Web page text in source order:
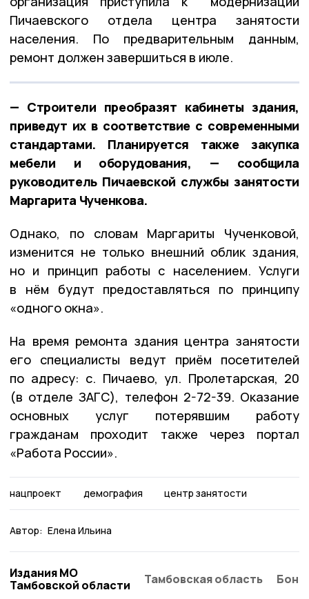
Пичаевского отдела центра занятости
населения. По предварительным данным,
ремонт должен завершиться в июле.
— Строители преобразят кабинеты здания,
приведут их в соответствие с современными
стандартами. Планируется также закупка
мебели и оборудования, — сообщила
руководитель Пичаевской службы занятости
Маргарита Чученкова.
Однако, по словам Маргариты Чученковой,
изменится не только внешний облик здания,
но и принцип работы с населением. Услуги
в нём будут предоставляться по принципу
«одного окна».
На время ремонта здания центра занятости
его специалисты ведут приём посетителей
по адресу: с. Пичаево, ул. Пролетарская, 20
(в отделе ЗАГС), телефон 2-72-39. Оказание
основных услуг потерявшим работу
гражданам проходит также через портал
«Работа России».
нацпроект демография центр занятости
Автор: Елена Ильина
Издания МО
Тамбовской области
Тамбовская область